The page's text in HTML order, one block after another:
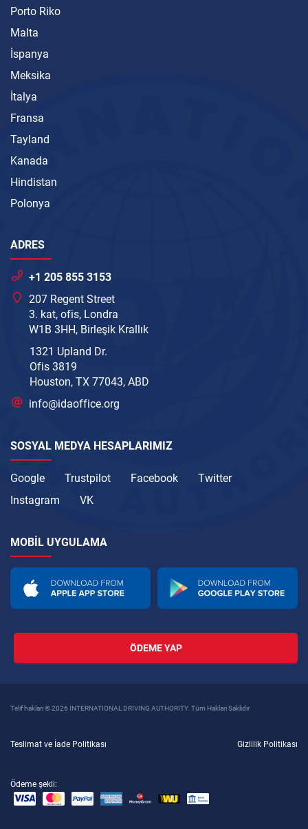
Porto Riko
Malta
İspanya
Meksika
İtalya
Fransa
Tayland
Kanada
Hindistan
Polonya
ADRES
+1 205 855 3153
207 Regent Street
3. kat, ofis, Londra
W1B 3HH, Birleşik Krallık
1321 Upland Dr.
Ofis 3819
Houston, TX 77043, ABD
info@idaoffice.org
SOSYAL MEDYA HESAPLARIMIZ
Google Trustpilot Facebook
Twitter
Instagram
VK
MOBIL UYGULAMA
ÖDEME YAP
Telif hakları © 2026 INTERNATIONAL DRIVING AUTHORITY. Tüm Hakları Saklıdır
Teslimat ve İade Politikası Gizlilik Politikası
Ödeme şekli: